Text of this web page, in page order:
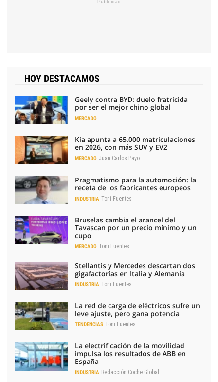
HOY DESTACAMOS
Geely contra BYD: duelo fratricida
por ser el mejor chino global
MERCADO
Kia apunta a 65.000 matriculaciones
en 2026, con más SUV y EV2
MERCADO Juan Carlos Payo
Pragmatismo para la automoción: la
receta de los fabricantes europeos
INDUSTRIA Toni Fuentes
Bruselas cambia el arancel del
Tavascan por un precio mínimo y un
cupo
MERCADO Toni Fuentes
Stellantis y Mercedes descartan dos
gigafactorías en Italia y Alemania
INDUSTRIA Toni Fuentes
La red de carga de eléctricos sufre un
leve ajuste, pero gana potencia
TENDENCIAS Toni Fuentes
La electrificación de la movilidad
impulsa los resultados de ABB en
España
INDUSTRIA Redacción Coche Global